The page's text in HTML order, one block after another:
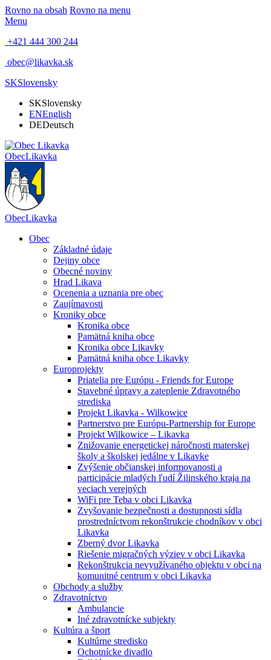
Rovno na obsah Rovno na menu
Menu
+421 444 300 244
obec@likavka.sk
SKSlovensky
SKSlovensky
ENEnglish
DEDeutsch
ObecLikavka
ObecLikavka
Obec
Základné údaje
Dejiny obce
Obecné noviny
Hrad Likava
Ocenenia a uznania pre obec
Zaujímavosti
Kroniky obce
Kronika obce
Pamätná kniha obce
Kronika obce Likavky
Pamätná kniha obce Likavky
Europrojekty
Priatelia pre Európu - Friends for Europe
Stavebné úpravy a zateplenie Zdravotného
strediska
Projekt Likavka - Wilkowice
Partnerstvo pre Európu-Partnership for Europe
Projekt Wilkowice – Likavka
Znižovanie energetickej náročnosti materskej
školy a školskej jedálne v Likavke
Zvýšenie občianskej informovanosti a
participácie mladých ľudí Žilinského kraja na
veciach verejných
WiFi pre Teba v obci Likavka
Zvyšovanie bezpečnosti a dostupnosti sídla
prostredníctvom rekonštrukcie chodníkov v obci
Likavka
Zberný dvor Likavka
Riešenie migračných výziev v obci Likavka
Rekonštrukcia nevyužívaného objektu v obci na
komunitné centrum v obci Likavka
Obchody a služby
Zdravotníctvo
Ambulancie
Iné zdravotnícke subjekty
Kultúra a šport
Kultúrne stredisko
Ochotnícke divadlo